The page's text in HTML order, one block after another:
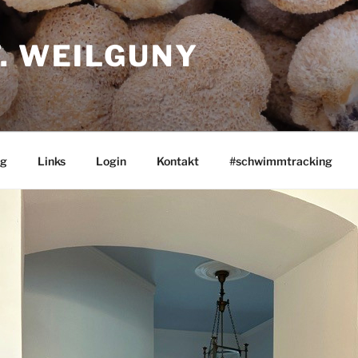
WEILGUNY
Links Login Kontakt #schwimmtracking